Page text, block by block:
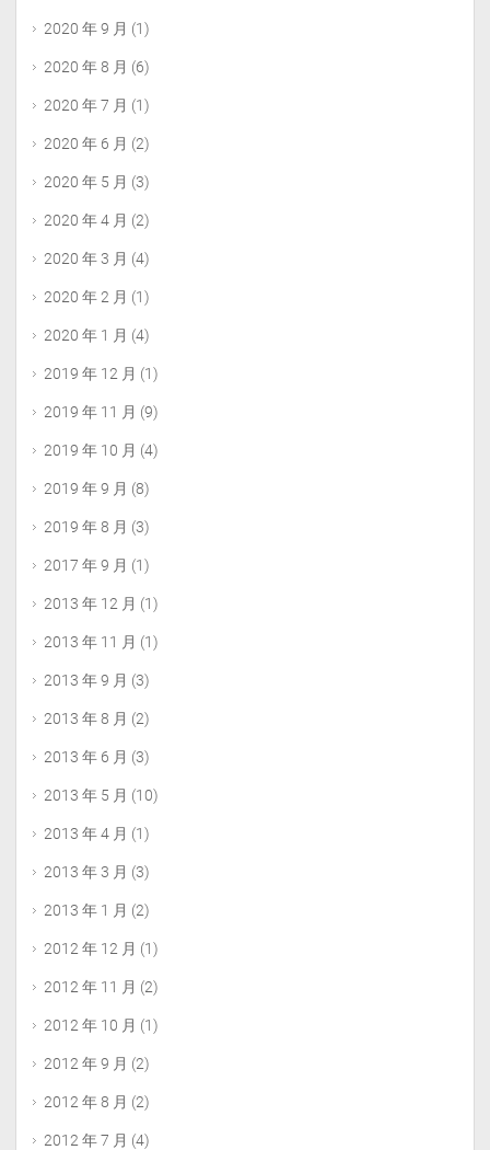
2020 年 9 月 (1)
2020 年 8 月 (6)
2020 年 7 月 (1)
2020 年 6 月 (2)
2020 年 5 月 (3)
2020 年 4 月 (2)
2020 年 3 月 (4)
2020 年 2 月 (1)
2020 年 1 月 (4)
2019 年 12 月 (1)
2019 年 11 月 (9)
2019 年 10 月 (4)
2019 年 9 月 (8)
2019 年 8 月 (3)
2017 年 9 月 (1)
2013 年 12 月 (1)
2013 年 11 月 (1)
2013 年 9 月 (3)
2013 年 8 月 (2)
2013 年 6 月 (3)
2013 年 5 月 (10)
2013 年 4 月 (1)
2013 年 3 月 (3)
2013 年 1 月 (2)
2012 年 12 月 (1)
2012 年 11 月 (2)
2012 年 10 月 (1)
2012 年 9 月 (2)
2012 年 8 月 (2)
2012 年 7 月 (4)